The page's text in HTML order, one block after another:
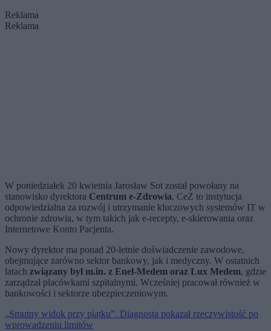
Reklama
Reklama
W poniedziałek 20 kwietnia Jarosław Sot został powołany na
stanowisko dyrektora Centrum e-Zdrowia. CeZ to instytucja
odpowiedzialna za rozwój i utrzymanie kluczowych systemów IT w
ochronie zdrowia, w tym takich jak e-recepty, e-skierowania oraz
Internetowe Konto Pacjenta.
Nowy dyrektor ma ponad 20-letnie doświadczenie zawodowe,
obejmujące zarówno sektor bankowy, jak i medyczny. W ostatnich
latach związany był m.in. z Enel-Medem oraz Lux Medem, gdzie
zarządzał placówkami szpitalnymi. Wcześniej pracował również w
bankowości i sektorze ubezpieczeniowym.
„Smutny widok przy piątku”. Diagnosta pokazał rzeczywistość po
wprowadzeniu limitów